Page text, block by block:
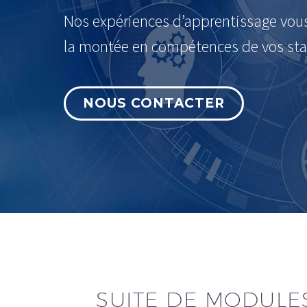
Nos expériences d’apprentissage
la montée en compétences de vos
NOUS CONTACTER
SUITE DE